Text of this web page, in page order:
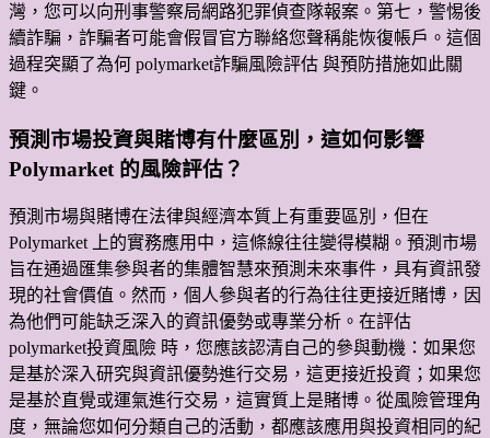
灣，您可以向刑事警察局網路犯罪偵查隊報案。第七，警惕後
續詐騙，詐騙者可能會假冒官方聯絡您聲稱能恢復帳戶。這個
過程突顯了為何 polymarket詐騙風險評估 與預防措施如此關
鍵。
預測市場投資與賭博有什麼區別，這如何影響
Polymarket 的風險評估？
預測市場與賭博在法律與經濟本質上有重要區別，但在
Polymarket 上的實務應用中，這條線往往變得模糊。預測市場
旨在通過匯集參與者的集體智慧來預測未來事件，具有資訊發
現的社會價值。然而，個人參與者的行為往往更接近賭博，因
為他們可能缺乏深入的資訊優勢或專業分析。在評估
polymarket投資風險 時，您應該認清自己的參與動機：如果您
是基於深入研究與資訊優勢進行交易，這更接近投資；如果您
是基於直覺或運氣進行交易，這實質上是賭博。從風險管理角
度，無論您如何分類自己的活動，都應該應用與投資相同的紀